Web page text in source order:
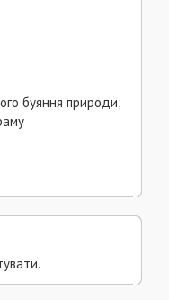
буяння природи;